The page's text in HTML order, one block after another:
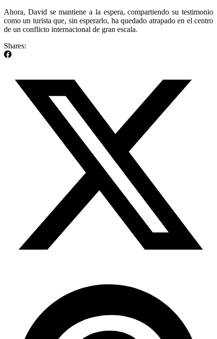
Ahora, David se mantiene a la espera, compartiendo su testimonio
como un turista que, sin esperarlo, ha quedado atrapado en el centro
de un conflicto internacional de gran escala.
Shares: